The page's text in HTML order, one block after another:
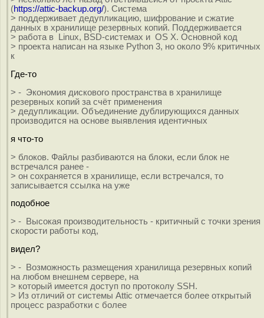
(https://attic-backup.org/). Система
> поддерживает дедупликацию, шифрование и сжатие
данных в хранилище резервных копий. Поддерживается
> работа в Linux, BSD-системах и OS X. Основной код
> проекта написан на языке Python 3, но около 9% критичных
к
Где-то
> - Экономия дискового пространства в хранилище
резервных копий за счёт применения
> дедупликации. Объединение дублирующихся данных
производится на основе выявления идентичных
я что-то
> блоков. Файлы разбиваются на блоки, если блок не
встречался ранее -
> он сохраняется в хранилище, если встречался, то
записывается ссылка на уже
подобное
> - Высокая производительность - критичный с точки зрения
скорости работы код,
видел?
> - Возможность размещения хранилища резервных копий
на любом внешнем сервере, на
> который имеется доступ по протоколу SSH.
> Из отличий от системы Attic отмечается более открытый
процесс разработки с более